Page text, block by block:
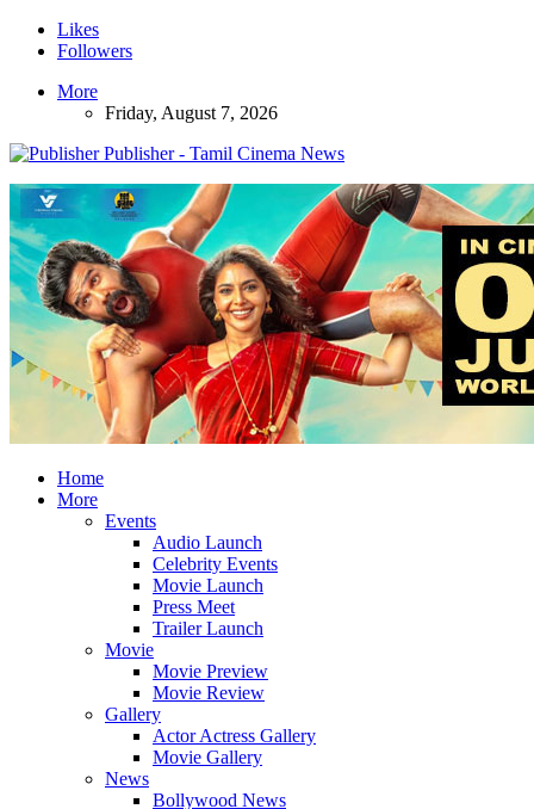
Likes
Followers
More
Friday, August 7, 2026
Publisher - Tamil Cinema News
Home
More
Events
Audio Launch
Celebrity Events
Movie Launch
Press Meet
Trailer Launch
Movie
Movie Preview
Movie Review
Gallery
Actor Actress Gallery
Movie Gallery
News
Bollywood News